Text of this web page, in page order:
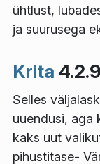
ühtlust,
ja suurusega
Krita 4.2.9
Selles
uuendusi, aga
kaks uut
pihustitase-